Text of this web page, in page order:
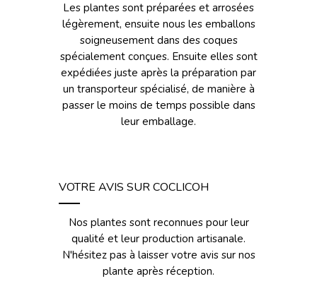
Les plantes sont préparées et arrosées
légèrement, ensuite nous les emballons
soigneusement dans des coques
spécialement conçues. Ensuite elles sont
expédiées juste après la préparation par
un transporteur spécialisé, de manière à
passer le moins de temps possible dans
leur emballage.
VOTRE AVIS SUR COCLICOH
Nos plantes sont reconnues pour leur
qualité et leur production artisanale.
N'hésitez pas à laisser votre avis sur nos
plante après réception.